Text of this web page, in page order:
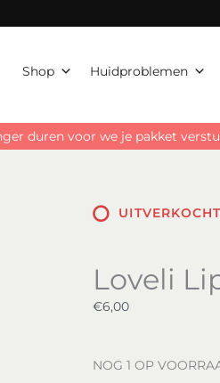
Shop Huidproblemen
duren voor we je pakket
UITVERKOCHT
Loveli
€6,00
NOG 1 OP